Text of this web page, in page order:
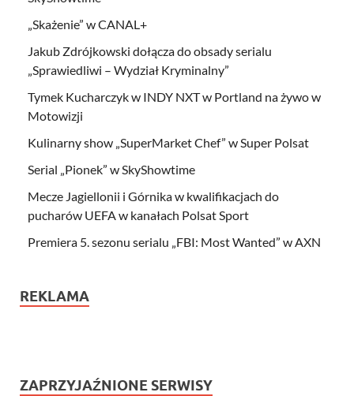
„Skażenie” w CANAL+
Jakub Zdrójkowski dołącza do obsady serialu
„Sprawiedliwi – Wydział Kryminalny”
Tymek Kucharczyk w INDY NXT w Portland na żywo w
Motowizji
Kulinarny show „SuperMarket Chef” w Super Polsat
Serial „Pionek” w SkyShowtime
Mecze Jagiellonii i Górnika w kwalifikacjach do
pucharów UEFA w kanałach Polsat Sport
Premiera 5. sezonu serialu „FBI: Most Wanted” w AXN
REKLAMA
ZAPRZYJAŹNIONE SERWISY